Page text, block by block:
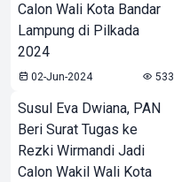
Calon Wali Kota Bandar
Lampung di Pilkada
2024
02-Jun-2024 533
Susul Eva Dwiana, PAN
Beri Surat Tugas ke
Rezki Wirmandi Jadi
Calon Wakil Wali Kota